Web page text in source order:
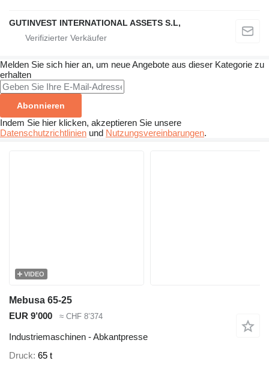
GUTINVEST INTERNATIONAL ASSETS S.L,
Melden Sie sich hier an, um neue Angebote aus dieser Kategorie zu
erhalten
Abonnieren
Indem Sie hier klicken, akzeptieren Sie unsere
Datenschutzrichtlinien und Nutzungsvereinbarungen.
VIDEO
Mebusa 65-25
EUR 9’000
≈ CHF 8’374
Industriemaschinen - Abkantpresse
Druck 65 t